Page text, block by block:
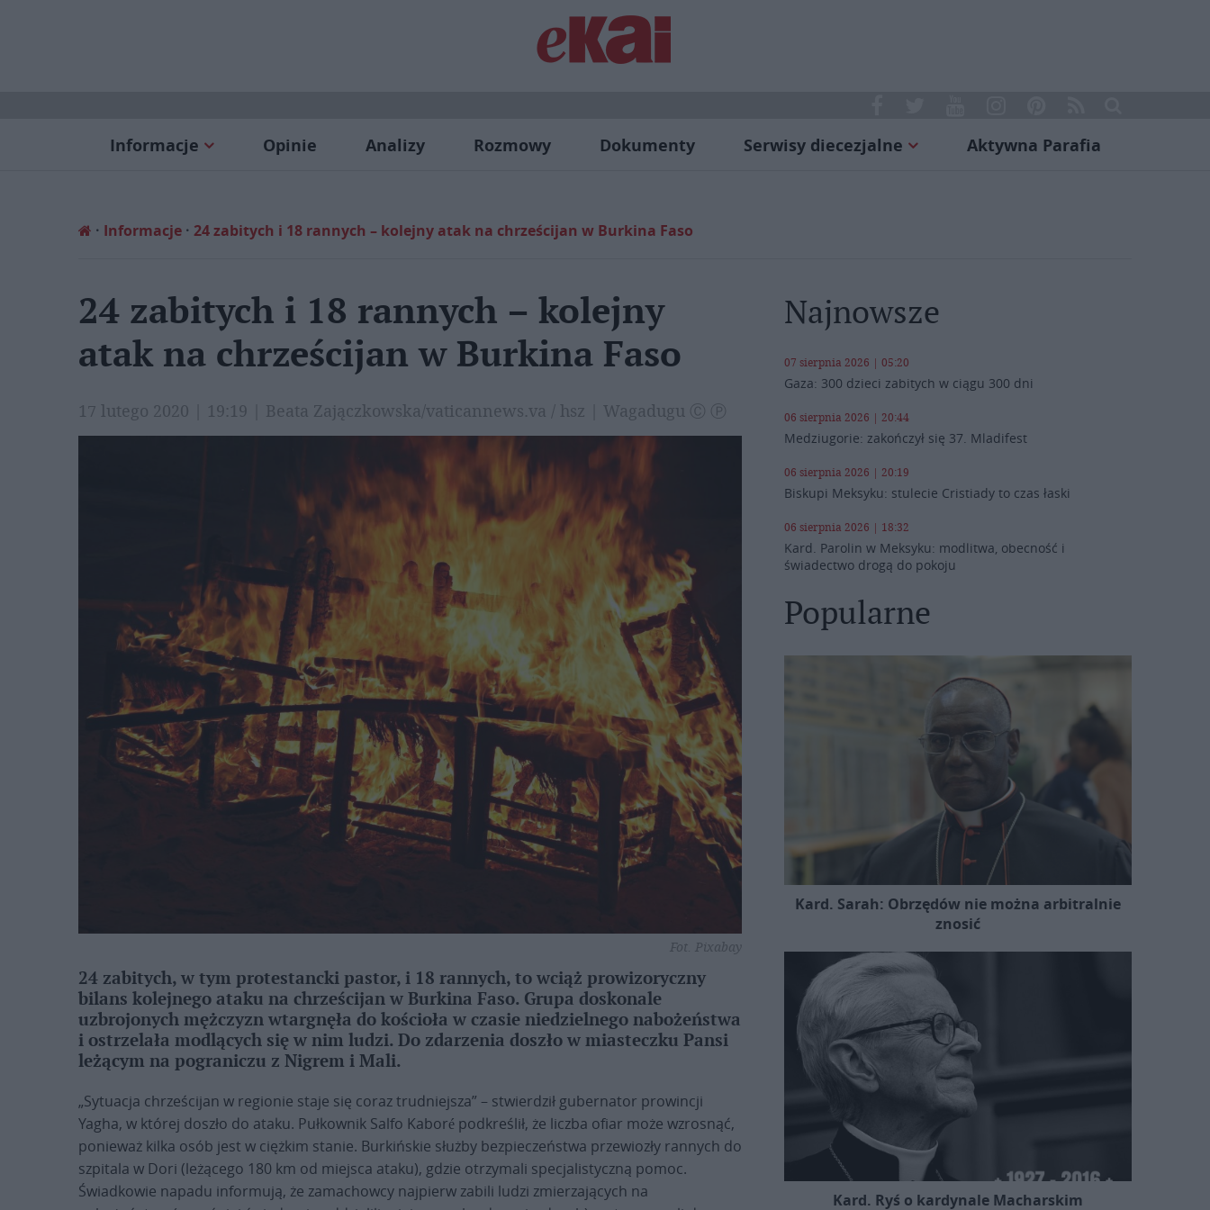
Informacje Opinie Analizy Rozmowy Dokumenty Serwisy diecezjalne Aktywna Parafia
Informacje 24 zabitych i 18 rannych – kolejny atak na chrześcijan w Burkina Faso
24 zabitych i 18 rannych – kolejny
atak na chrześcijan w Burkina Faso
17 lutego 2020 | 19:19 | Beata Zajączkowska/vaticannews.va / hsz | Wagadugu Ⓒ Ⓟ
Fot. Pixabay
24 zabitych, w tym protestancki pastor, i 18 rannych, to wciąż prowizoryczny
bilans kolejnego ataku na chrześcijan w Burkina Faso. Grupa doskonale
uzbrojonych mężczyzn wtargnęła do kościoła w czasie niedzielnego nabożeństwa
i ostrzelała modlących się w nim ludzi. Do zdarzenia doszło w miasteczku Pansi
leżącym na pograniczu z Nigrem i Mali.
„Sytuacja chrześcijan w regionie staje się coraz trudniejsza” – stwierdził gubernator prowincji
Yagha, w której doszło do ataku. Pułkownik Salfo Kaboré podkreślił, że liczba ofiar może wzrosnąć,
ponieważ kilka osób jest w ciężkim stanie. Burkińskie służby bezpieczeństwa przewiozły rannych do
szpitala w Dori (leżącego 180 km od miejsca ataku), gdzie otrzymali specjalistyczną pomoc.
Świadkowie napadu informują, że zamachowcy najpierw zabili ludzi zmierzających na
Najnowsze
07 sierpnia 2026 | 05:20
Gaza: 300 dzieci zabitych w ciągu 300 dni
06 sierpnia 2026 | 20:44
Medziugorie: zakończył się 37. Mladifest
06 sierpnia 2026 | 20:19
Biskupi Meksyku: stulecie Cristiady to czas łaski
06 sierpnia 2026 | 18:32
Kard. Parolin w Meksyku: modlitwa, obecność i
świadectwo drogą do pokoju
Popularne
Kard. Sarah: Obrzędów nie można arbitralnie
znosić
Kard. Ryś o kardynale Macharskim